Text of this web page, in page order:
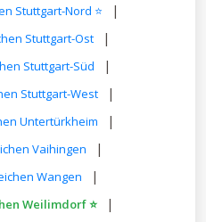
Stuttgart-Nord ⭐ |
Stuttgart-Ost |
Stuttgart-Süd |
Stuttgart-West |
Untertürkheim |
Vaihingen |
Wangen |
Weilimdorf ⭐ |